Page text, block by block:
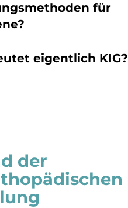
für
eigentlich KIG?
der